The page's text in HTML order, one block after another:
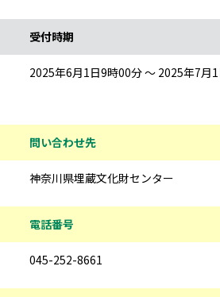
受付時期
2025年6月1日9時00分 ～ 2025年7月
問い合わせ先
神奈川県埋蔵文化財センター
電話番号
045-252-8661